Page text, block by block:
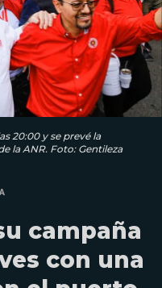
20:00 y se prevé la
la ANR. Foto: Gentileza
campaña
con una